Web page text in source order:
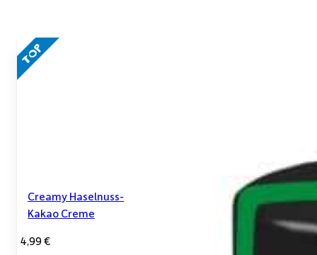
Creamy Haselnuss-
Kakao Creme
4,99€